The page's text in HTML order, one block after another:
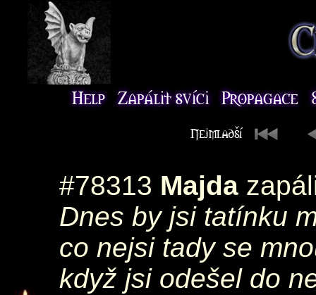
#78313 Majda
Dnes by jsi tatínku
co nejsi tady se
když jsi odešel do